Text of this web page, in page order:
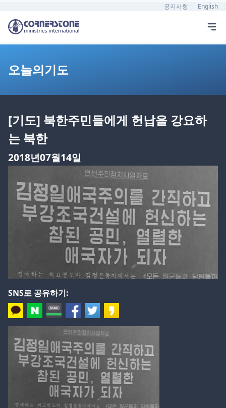
공지사항 English
오늘의기도
[기도] 북한주민들에게 헌납을 강요하
는 북한
2018년07월14일
SNS로 공유하기: